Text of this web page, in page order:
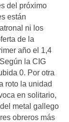
del próximo
están
ni los
de la
año el 1,4
la CIG
0. Por otra
roto la unidad
en solitario,
metal gallego
obreros más